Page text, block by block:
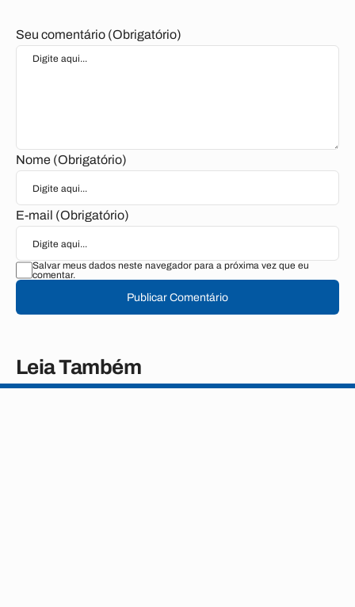
Seu comentário (Obrigatório)
Nome (Obrigatório)
E-mail (Obrigatório)
Salvar meus dados neste navegador para a próxima vez que eu
comentar.
Publicar Comentário
Leia Também